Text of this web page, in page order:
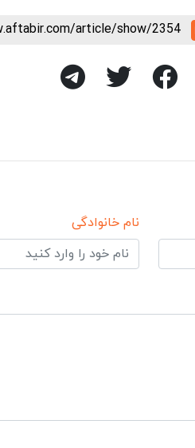
article/show/2354
نام خانوادگی